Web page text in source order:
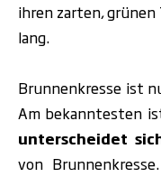
ihren zarten, grünen
lang.
Brunnenkresse ist
Am bekanntesten
unterscheidet
von